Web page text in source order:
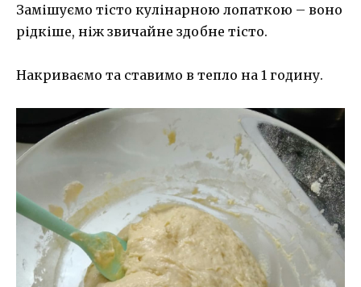
Замішуємо тісто кулінарною лопаткою – воно
рідкіше, ніж звичайне здобне тісто.
Накриваємо та ставимо в тепло на 1 годину.